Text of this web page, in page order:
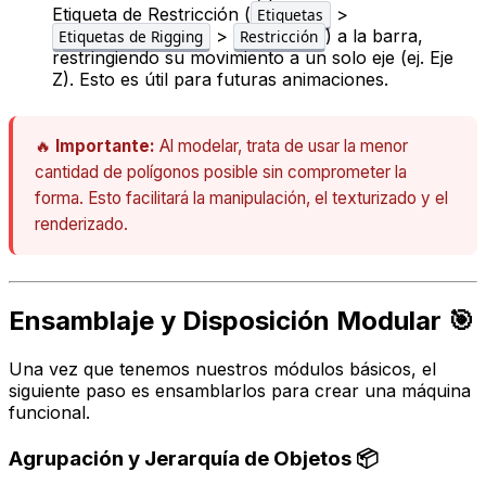
Etiqueta de Restricción ( Etiquetas >
Etiquetas de Rigging > Restricción ) a la barra,
restringiendo su movimiento a un solo eje (ej. Eje
Z). Esto es útil para futuras animaciones.
🔥 Importante: Al modelar, trata de usar la menor
cantidad de polígonos posible sin comprometer la
forma. Esto facilitará la manipulación, el texturizado y el
renderizado.
Ensamblaje y Disposición Modular 🎯
Una vez que tenemos nuestros módulos básicos, el
siguiente paso es ensamblarlos para crear una máquina
funcional.
Agrupación y Jerarquía de Objetos 📦